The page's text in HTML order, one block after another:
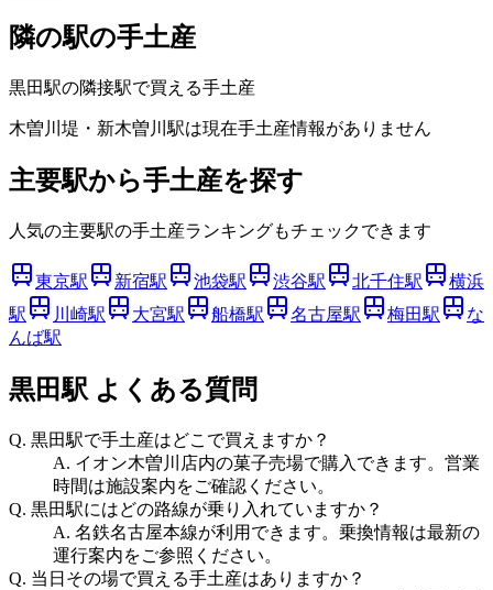
隣の駅の手土産
黒田駅の隣接駅で買える手土産
木曽川堤・新木曽川 駅は現在手土産情報がありません
主要駅から手土産を探す
人気の主要駅の手土産ランキングもチェックできます
東京駅 新宿駅 池袋駅 渋谷駅 北千住駅
横浜
駅
川崎駅 大宮駅 船橋駅 名古屋駅 梅田駅
な
んば駅
黒田駅 よくある質問
Q. 黒田駅で手土産はどこで買えますか？
A. イオン木曽川店内の菓子売場で購入できます。営業
時間は施設案内をご確認ください。
Q. 黒田駅にはどの路線が乗り入れていますか？
A. 名鉄名古屋本線が利用できます。乗換情報は最新の
運行案内をご参照ください。
Q. 当日その場で買える手土産はありますか？